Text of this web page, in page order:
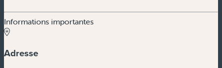
Informations importantes
Adresse